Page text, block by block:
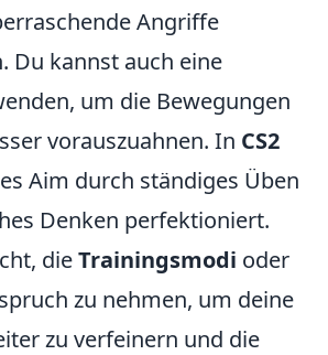
Angriffe
Du kannst auch eine
um die Bewegungen
vorauszuahnen. In CS2
Aim durch ständiges Üben
Denken perfektioniert.
dieTrainingsmodi oder
zu nehmen, um deine
zu verfeinern und die